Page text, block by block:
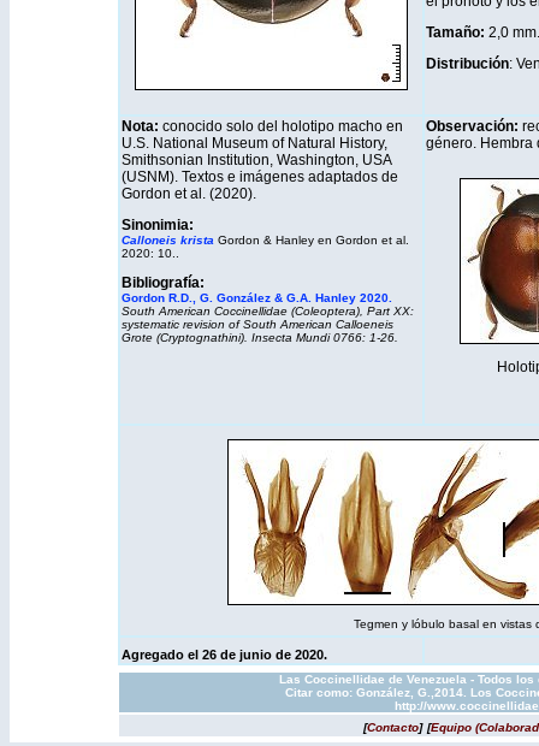
Tamaño: 2,0 mm.
Distribución:
Nota: conocido solo del holotipo macho en
U.S. National Museum of Natural History,
Smithsonian Institution, Washington, USA
(USNM). Textos e imágenes adaptados de
Gordon et al. (2020).
Sinonimia:
Calloneis krista Gordon & Hanley en Gordon et al.
2020: 10..
Bibliografía:
Gordon R.D., G. González & G.A. Hanley 2020.
South American Coccinellidae (Coleoptera), Part XX:
systematic revision of South American Calloeneis
Grote (Cryptognathini). Insecta Mundi 0766: 1-26.
Observación:
género. Hembra
Tegmen y lóbulo basal en vistas
Agregado el 26 de junio de 2020.
Las Coccinellidae de Venezuela - Todos
Citar como: González, G.,2014. Los
http://
[Contacto] [Equipo